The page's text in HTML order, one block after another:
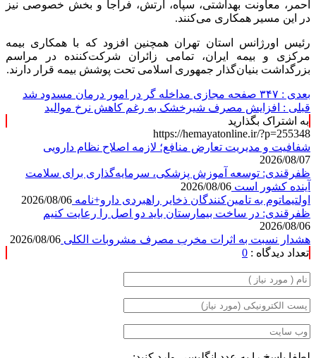
احمر، معاونت بهداشتی، سپاه، ارتش، فراجا و بخش خصوصی نیز
در این مسیر همکاری می‌کنند.
رئیس اورژانس استان تهران همچنین افزود که با همکاری بیمه
مرکزی و بیمه ایران، تمامی زائران شرکت‌کننده در مراسم
بزرگداشت بنیان‌گذار جمهوری اسلامی تحت پوشش بیمه قرار دارند.
بعدی :
قبلی : افزایش مصرف شیرخشک به رغم کاهش نرخ موالید
به اشتراک بگذارید
https://hemayatonline.ir/?p=255348
شفافیت و مدیریت تعارض منافع؛ لازمه اصلاح نظام دارویی
2026/08/07
ظفرقندی: توسعه آموزش پزشکی، سرمایه‌گذاری برای سلامت
آینده کشور است 2026/08/06
اولتیماتوم به تامین‌کنندگان ذخایر راهبردی دارو+نامه 2026/08/06
ظفرقندی: در ساخت بیمارستان باید دو اصل را رعایت کنیم
2026/08/06
هشدار نسبت به اثرات مخرب مصرف مشروبات الکلی 2026/08/06
تعداد دیدگاه : 0